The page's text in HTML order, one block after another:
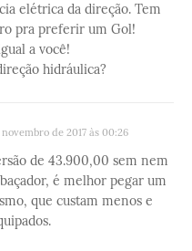
elétrica da direção. Tem
pra preferir um Gol!
a você!
hidráulica?
de 2017 às 00:26
de 43.900,00 sem nem
é melhor pegar um
que custam menos e